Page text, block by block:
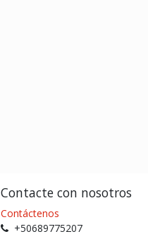
Contacte con nosotros
Contáctenos
+50689775207